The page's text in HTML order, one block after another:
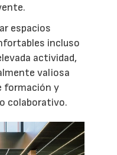
espacios
incluso
actividad,
valiosa
formación y
colaborativo.